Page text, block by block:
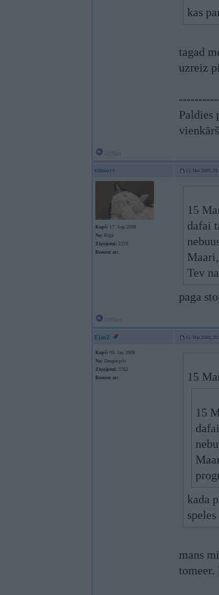
kas
tagad
uzreiz
Paldies
einaars 15. Mar 2009,
Kopš: 17. Sep 2008
No: Rīga
Ziņojumi: 2278
Braucu ar:
15
dafai
Tev
paga
EimZ 15. Mar 2009,
Kopš: 09. Jan 2008
No: Daugavpils
Ziņojumi: 3763
Braucu ar:
15
15
kada
mans
tomeer.